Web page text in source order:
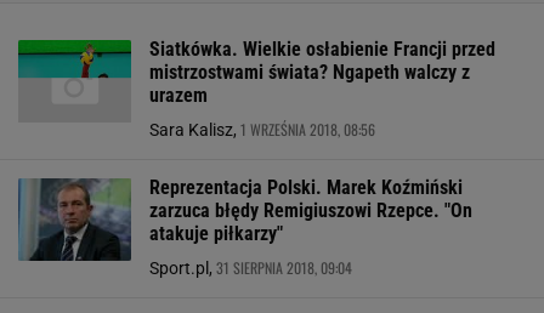
Siatkówka. Wielkie osłabienie Francji przed
mistrzostwami świata? Ngapeth walczy z
urazem
Sara Kalisz, 1 WRZEŚNIA 2018, 08:56
Reprezentacja Polski. Marek Koźmiński
zarzuca błędy Remigiuszowi Rzepce. "On
atakuje piłkarzy"
Sport.pl, 31 SIERPNIA 2018, 09:04